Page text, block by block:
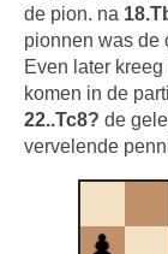
de pion. na
pionnen was de
Even later
komen in de
22..Tc8? de
vervelende